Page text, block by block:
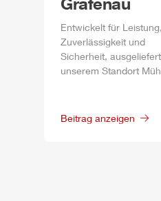
Entwickelt für Leistung,
Zuverlässigkeit und
Sicherheit,
unserem Standort
Beitrag anzeigen